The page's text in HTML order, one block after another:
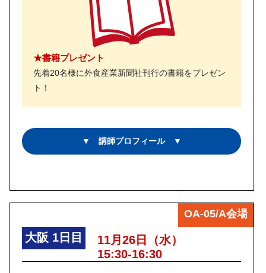
★書籍プレゼント
先着20名様に外食産業新聞社刊行の書籍をプレゼン
ト！
▼ 講師プロフィール ▼
OA-05/A会場
大阪 1日目
11月26日（水）
15:30-16:30